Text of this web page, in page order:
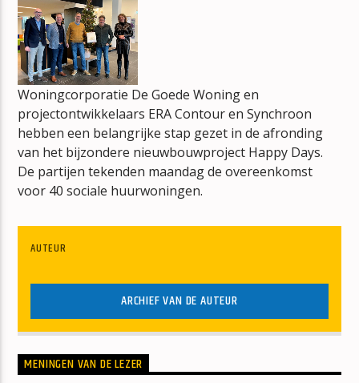
mz-radio
Woningcorporatie De Goede Woning en
projectontwikkelaars ERA Contour en Synchroon
hebben een belangrijke stap gezet in de afronding
van het bijzondere nieuwbouwproject Happy Days.
De partijen tekenden maandag de overeenkomst
voor 40 sociale huurwoningen.
AUTEUR
ARCHIEF VAN DE AUTEUR
MENINGEN VAN DE LEZER